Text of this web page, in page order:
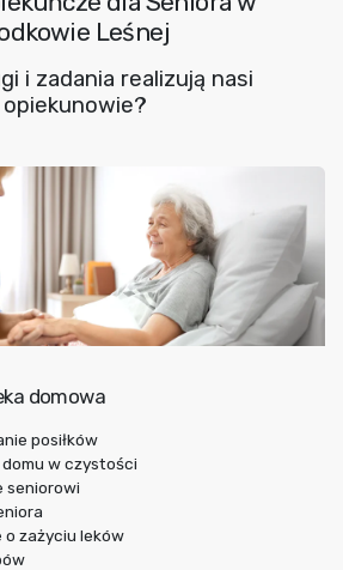
Leśnej
i zadania realizują nasi
opiekunowie?
domowa
posiłków
w czystości
seniorowi
o zażyciu leków